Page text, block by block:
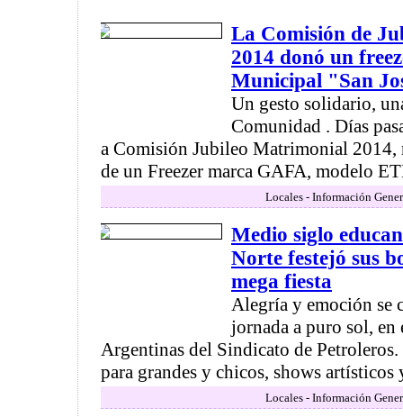
La Comisión de
2014 donó un
Municipal "San
Un gesto solidario,
Comunidad . Días
a Comisión Jubileo Matrimonial 2014,
de un Freezer marca GAFA, modelo
Locales - Información
Medio siglo
Norte festejó sus
mega fiesta
Alegría y emoción se
jornada a puro sol,
Argentinas del Sindicato de
para grandes y chicos, shows artísticos
Locales - Información